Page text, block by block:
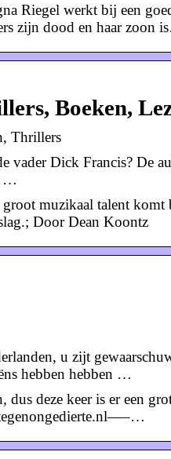
Riegel werkt bij een
zijn dood en haar zoon
Boeken,
Thrillers
vader Dick Francis? De
…
muzikaal talent
Door Dean Koontz
u zijt
hebben hebben …
deze keer is er een